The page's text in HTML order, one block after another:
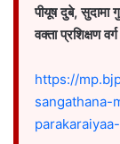
पीयूष दुबे, सुदामा
वक्ता प्रशिक्षण
https://
sangathana-